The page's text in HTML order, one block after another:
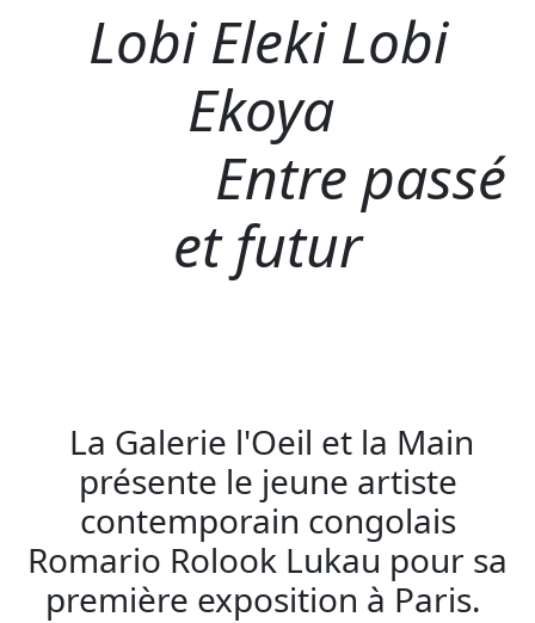
Lobi Eleki Lobi
Ekoya
Entre passé
et futur
La Galerie l'Oeil et la Main
présente le jeune artiste
contemporain congolais
Romario Rolook Lukau pour sa
première exposition à Paris.